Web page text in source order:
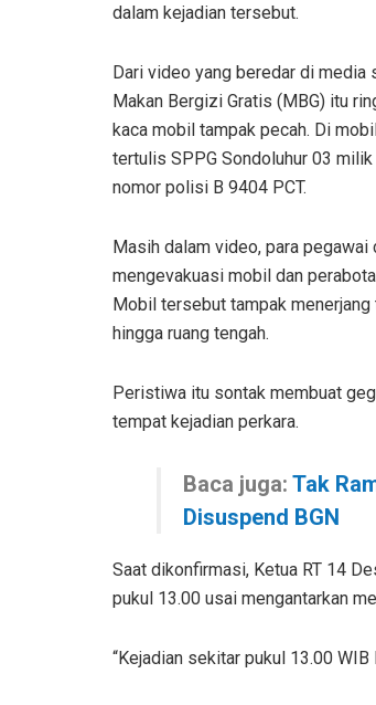
dalam kejadian tersebut.
Dari video yang beredar di media
Makan Bergizi Gratis (MBG) itu
kaca mobil tampak pecah. Di
tertulis SPPG Sondoluhur 03 milik
nomor polisi B 9404 PCT.
Masih dalam video, para pegawai
mengevakuasi mobil dan
Mobil tersebut tampak menerjang
hingga ruang tengah.
Peristiwa itu sontak membuat
tempat kejadian perkara.
Baca juga: Tak
Disuspend BGN
Saat dikonfirmasi, Ketua RT 14
pukul 13.00 usai mengantarkan
“Kejadian sekitar pukul 13.00